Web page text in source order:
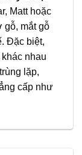
Matt hoặc
gỗ, mắt gỗ
Đặc biệt,
nhau
lặp,
cấp như